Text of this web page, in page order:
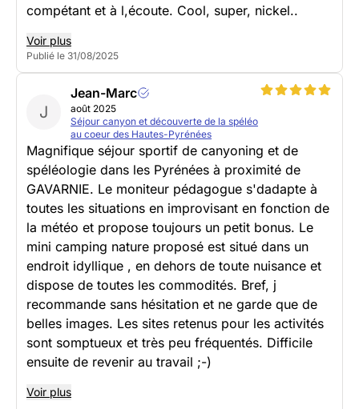
compétant et à l,écoute. Cool, super, nickel..
Voir plus
Publié le 31/08/2025
J
Jean-Marc
août 2025
Séjour canyon et découverte de la spéléo
au coeur des Hautes-Pyrénées
Magnifique séjour sportif de canyoning et de
spéléologie dans les Pyrénées à proximité de
GAVARNIE. Le moniteur pédagogue s'dadapte à
toutes les situations en improvisant en fonction de
la météo et propose toujours un petit bonus. Le
mini camping nature proposé est situé dans un
endroit idyllique , en dehors de toute nuisance et
dispose de toutes les commodités. Bref, j
recommande sans hésitation et ne garde que de
belles images. Les sites retenus pour les activités
sont somptueux et très peu fréquentés. Difficile
ensuite de revenir au travail ;-)
Voir plus